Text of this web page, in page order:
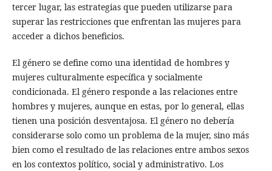
tercer lugar, las estrategias que pueden utilizarse para
superar las restricciones que enfrentan las mujeres para
acceder a dichos beneficios.
El género se define como una identidad de hombres y
mujeres culturalmente específica y socialmente
condicionada. El género responde a las relaciones entre
hombres y mujeres, aunque en estas, por lo general, ellas
tienen una posición desventajosa. El género no debería
considerarse solo como un problema de la mujer, sino más
bien como el resultado de las relaciones entre ambos sexos
en los contextos político, social y administrativo. Los